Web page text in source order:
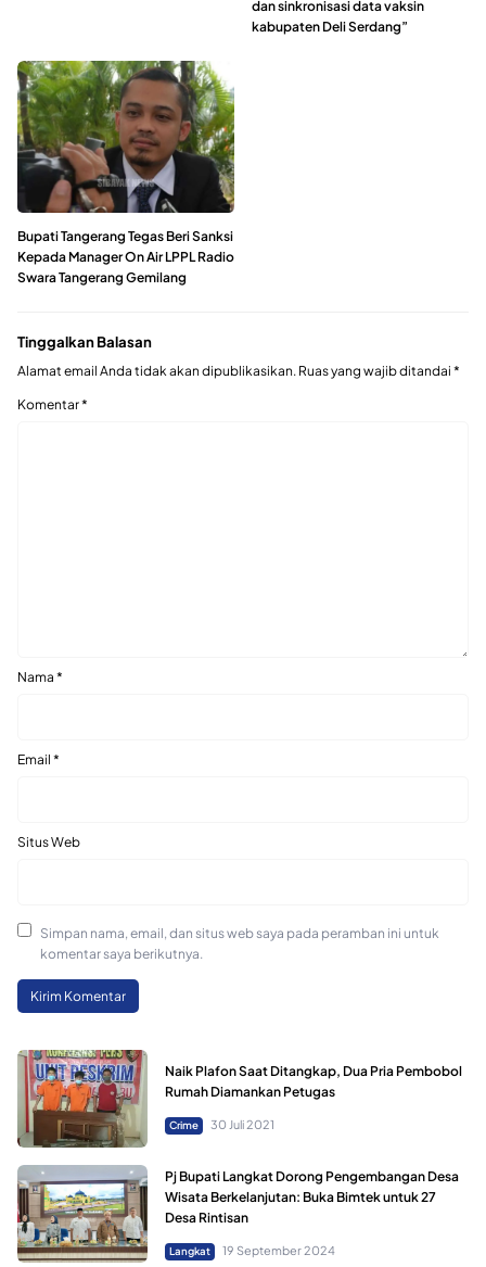
dan sinkronisasi data vaksin
kabupaten Deli Serdang”
Bupati Tangerang Tegas Beri Sanksi
Kepada Manager On Air LPPL Radio
Swara Tangerang Gemilang
Tinggalkan Balasan
Alamat email Anda tidak akan dipublikasikan. Ruas yang wajib ditandai *
Komentar*
Nama *
Email *
Situs Web
Simpan nama, email, dan situs web saya pada peramban ini untuk
komentar saya berikutnya.
Naik Plafon Saat Ditangkap, Dua Pria Pembobol
Rumah Diamankan Petugas
Crime 30 Juli 2021
Pj Bupati Langkat Dorong Pengembangan Desa
Wisata Berkelanjutan: Buka Bimtek untuk 27
Desa Rintisan
Langkat 19 September 2024